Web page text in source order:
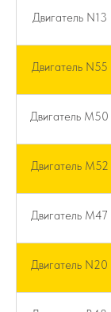
Двигатель N13
Двигатель N55
Двигатель M50
Двигатель M52
Двигатель M47
Двигатель N20